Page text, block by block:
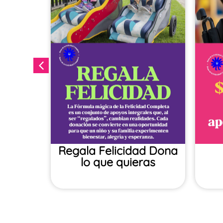
Regala Felicidad​ Dona
lo que quieras